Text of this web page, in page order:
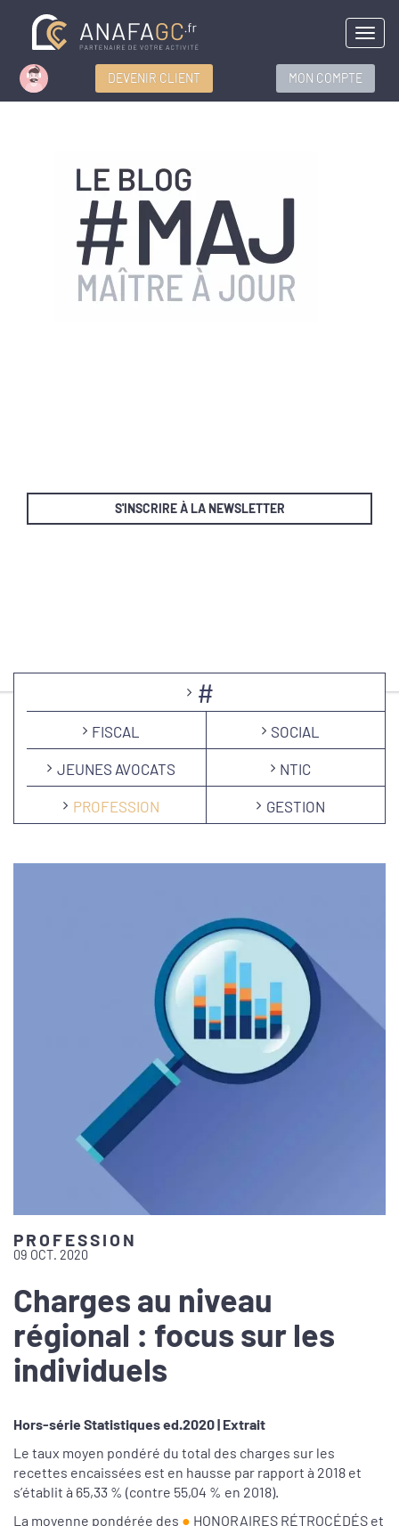
Menu
DEVENIR CLIENT MON COMPTE
S'INSCRIRE À LA NEWSLETTER
#
FISCAL SOCIAL
JEUNES AVOCATS NTIC
PROFESSION GESTION
PROFESSION
09 OCT. 2020
Charges au niveau
régional : focus sur les
individuels
Hors-série Statistiques ed.2020 | Extrait
Le taux moyen pondéré du total des charges sur les
recettes encaissées est en hausse par rapport à 2018 et
s’établit à 65,33 % (contre 55,04 % en 2018).
La moyenne pondérée des ● HONORAIRES RÉTROCÉDÉS et